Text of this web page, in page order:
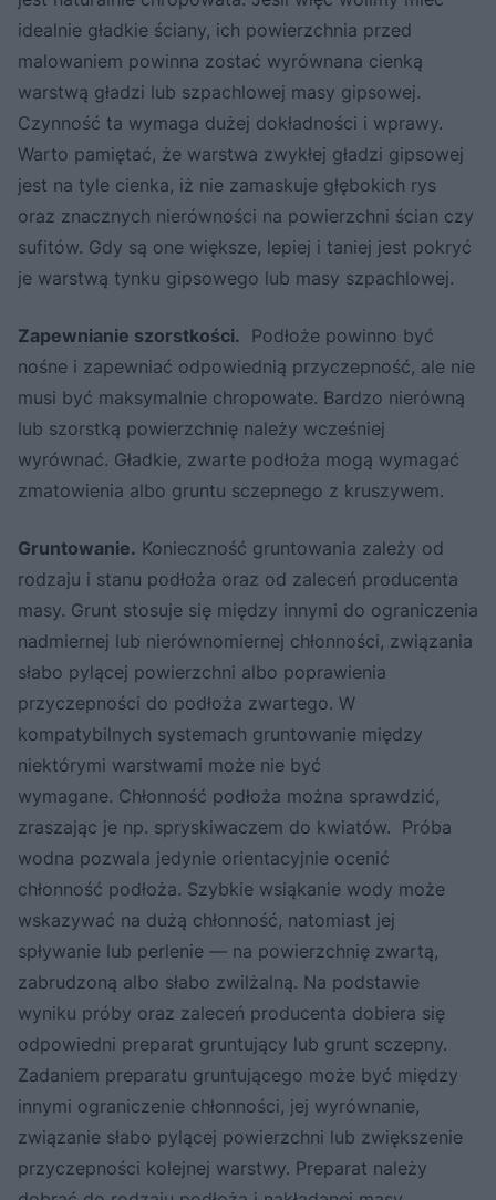
idealnie gładkie ściany, ich powierzchnia przed
malowaniem powinna zostać wyrównana cienką
warstwą gładzi lub szpachlowej masy gipsowej.
Czynność ta wymaga dużej dokładności i wprawy.
Warto pamiętać, że warstwa zwykłej gładzi gipsowej
jest na tyle cienka, iż nie zamaskuje głębokich rys
oraz znacznych nierówności na powierzchni ścian czy
sufitów. Gdy są one większe, lepiej i taniej jest pokryć
je warstwą tynku gipsowego lub masy szpachlowej.
Zapewnianie szorstkości. Podłoże powinno być
nośne i zapewniać odpowiednią przyczepność, ale nie
musi być maksymalnie chropowate. Bardzo nierówną
lub szorstką powierzchnię należy wcześniej
wyrównać. Gładkie, zwarte podłoża mogą wymagać
zmatowienia albo gruntu sczepnego z kruszywem.
Gruntowanie. Konieczność gruntowania zależy od
rodzaju i stanu podłoża oraz od zaleceń producenta
masy. Grunt stosuje się między innymi do ograniczenia
nadmiernej lub nierównomiernej chłonności, związania
słabo pylącej powierzchni albo poprawienia
przyczepności do podłoża zwartego. W
kompatybilnych systemach gruntowanie między
niektórymi warstwami może nie być
wymagane. Chłonność podłoża można sprawdzić,
zraszając je np. spryskiwaczem do kwiatów. Próba
wodna pozwala jedynie orientacyjnie ocenić
chłonność podłoża. Szybkie wsiąkanie wody może
wskazywać na dużą chłonność, natomiast jej
spływanie lub perlenie — na powierzchnię zwartą,
zabrudzoną albo słabo zwilżalną. Na podstawie
wyniku próby oraz zaleceń producenta dobiera się
odpowiedni preparat gruntujący lub grunt sczepny.
Zadaniem preparatu gruntującego może być między
innymi ograniczenie chłonności, jej wyrównanie,
związanie słabo pylącej powierzchni lub zwiększenie
przyczepności kolejnej warstwy. Preparat należy